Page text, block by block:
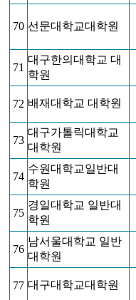
70 선문대학교대학원
71
대구한의대학교 대
학원
72 배재대학교 대학원
73
대구가톨릭대학교
대학원
74
수원대학교일반대
학원
75
경일대학교 일반대
학원
76
남서울대학교 일반
대학원
77 대구대학교대학원